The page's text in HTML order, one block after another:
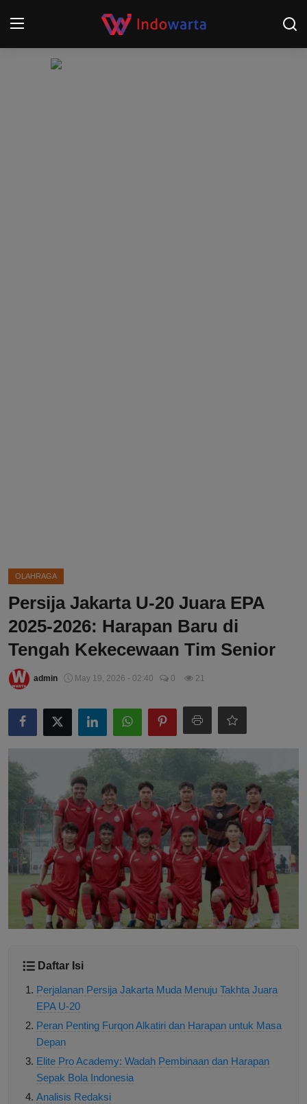
OLAHRAGA
Persija Jakarta U-20 Juara EPA
2025-2026: Harapan Baru di
Tengah Kekecewaan Tim Senior
admin May 19, 2026 - 02:40 0 21
Daftar Isi
Perjalanan Persija Jakarta Muda Menuju Takhta Juara
EPA U-20
Peran Penting Furqon Alkatiri dan Harapan untuk Masa
Depan
Elite Pro Academy: Wadah Pembinaan dan Harapan
Sepak Bola Indonesia
Analisis Redaksi